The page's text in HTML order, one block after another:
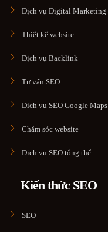
Dịch vụ Digital Marketing
Thiết kế website
Dịch vụ Backlink
Tư vấn SEO
Dịch vụ SEO Google Maps
Chăm sóc website
Dịch vụ SEO tổng thể
Kiến thức SEO
SEO